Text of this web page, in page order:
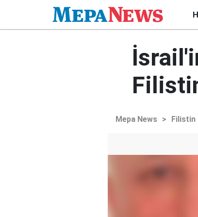
Mepa News > Filistin